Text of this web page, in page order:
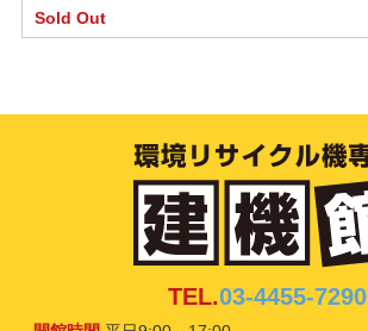
Sold Out
TEL.03-4455-7290